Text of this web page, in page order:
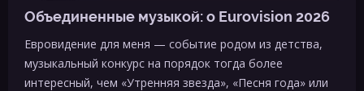
Объединенные музыкой: о Eurovision 2026
Евровидение для меня — событие родом из детства,
музыкальный конкурс на порядок тогда более
интересный, чем «Утренняя звезда», «Песня года» или